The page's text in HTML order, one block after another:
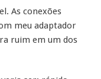
As conexões
meu adaptador
ruim em um dos